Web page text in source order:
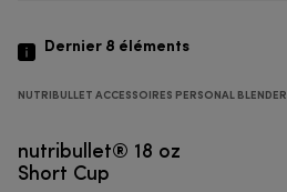
Dernier 8 éléments
NUTRIBULLET ACCESSOIRES PERSONAL BLENDER
nutribullet® 18 oz
Short Cup